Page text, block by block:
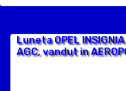
Luneta OPEL
AGC, vandut in